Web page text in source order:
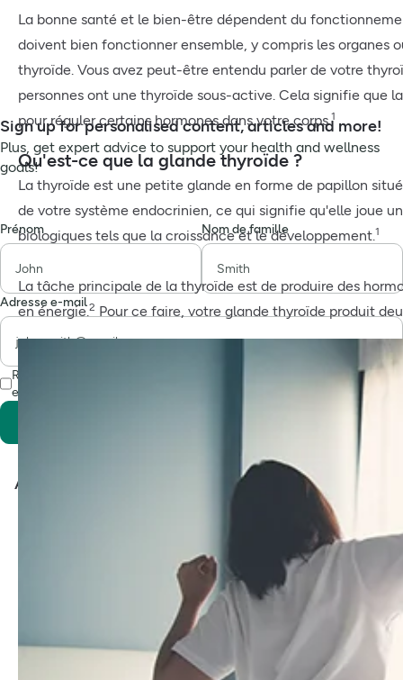
La bonne santé et le bien-être dépendent du
doivent bien fonctionner ensemble, y compris les organes
thyroïde. Vous avez peut-être entendu parler de votre
personnes ont une thyroïde sous-active. Cela signifie que
pour réguler certains hormones dans votre corps.1
Qu'est-ce que la glande thyroïde ?
La thyroïde est une petite glande en forme de papillon
de votre système endocrinien, ce qui signifie qu'elle joue
biologiques tels que la croissance et le développement.1
La tâche principale de la thyroïde est de produire des
en énergie.2 Pour ce faire, votre glande thyroïde produit
Sign up for personalised content, articles and more!
Plus, get expert advice to support your health and wellness
goals!
Prénom Nom de famille
Adresse e-mail
Recevez toutes nos offres, les derniers conseils en matière de santé
et des avis scientifiques.
Articles associés
TPDM : explication des symptômes, du
diagnostic et du traitement
Règles irrégulières : pourquoi mes
règles sont-elles en retard ?